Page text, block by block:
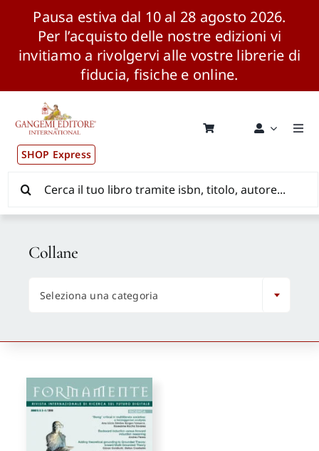
Pausa estiva dal 10 al 28 agosto 2026.
Per l’acquisto delle nostre edizioni vi
invitiamo a rivolgervi alle vostre librerie di
fiducia, fisiche e online.
contenuto
SHOP Express
Pubblicazioni
News ed Eventi
Distribuzione Wolrdwide
CONSIP / MEPA / ANVUR / CINECA
Autori
Proposte di pubblicazione
per:
Collane
Seleziona una categoria